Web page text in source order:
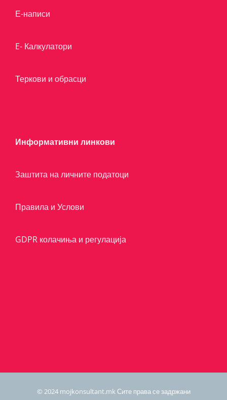
Е-написи
E- Калкулатори
Теркови и обрасци
Информативни линкови
Заштита на личните податоци
Правила и Услови
GDPR колачиња и регулација
© 2024 mojkonsultant.mk Сите права се задржани